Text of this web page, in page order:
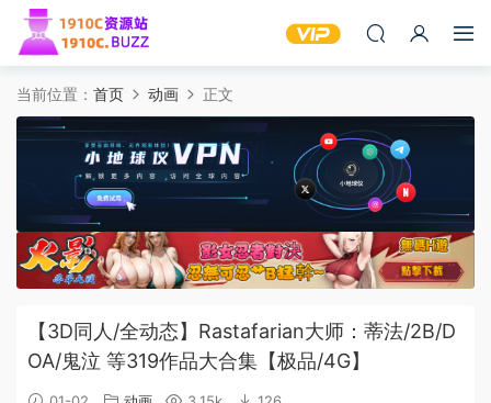
当前位置： 首页 动画 正文
【3D同人/全动态】Rastafarian大师：蒂法/2B/D
OA/鬼泣 等319作品大合集【极品/4G】